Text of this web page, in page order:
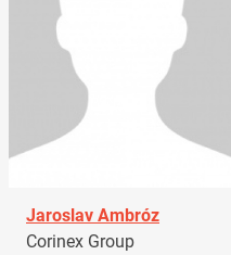
Jaroslav Ambróz
Corinex Group